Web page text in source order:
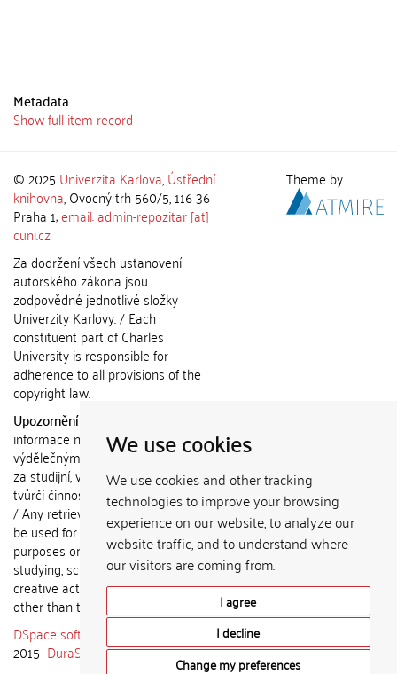
We use cookies
We use cookies and other tracking
technologies to improve your browsing
experience on our website, to analyze our
website traffic, and to understand where
our visitors are coming from.
I agree
I decline
Change my preferences
Metadata
Show full item record
© 2025 Univerzita Karlova,Ústřední
knihovna, Ovocný trh 560/5, 116 36
Praha 1;email: admin-repozitar [at]
cuni.cz
Za dodržení všech ustanovení
autorského zákona jsou
zodpovědné jednotlivé složky
Univerzity Karlovy. / Each
constituent part of Charles
University is responsible for
adherence to all provisions of the
copyright law.
Upozornění / Notice:
informace nemohou být použity k
výdělečným účelům nebo vydávány
za studijní, vědeckou nebo jinou
tvůrčí činnost jiné osoby než autora.
/ Any retrieved information shall not
be used for any commercial
purposes or claimed as results of
studying, scientific or any other
creative activities of any person
other than the author.
DSpace software
2015 DuraSpace
Theme by